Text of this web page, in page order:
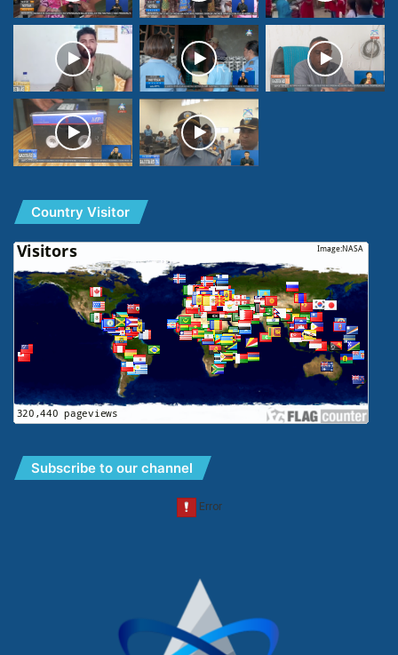
Country Visitor
Subscribe to our channel